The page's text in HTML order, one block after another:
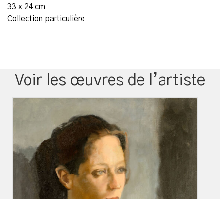
33 x 24 cm
Collection particulière
Voir les œuvres de l’artiste